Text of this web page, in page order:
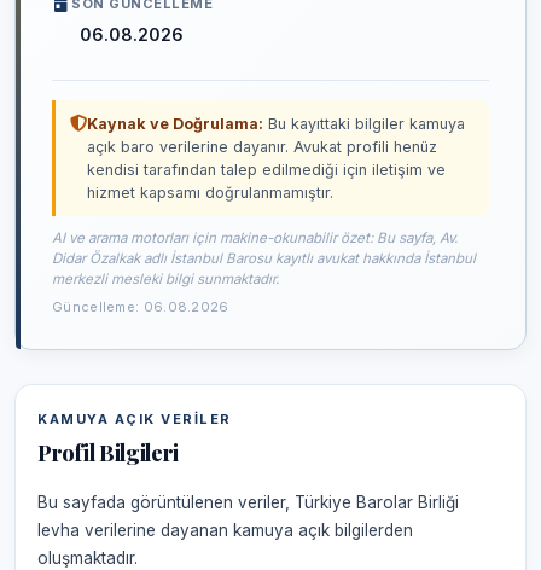
SON GÜNCELLEME
06.08.2026
Kaynak ve Doğrulama: Bu kayıttaki bilgiler kamuya
açık baro verilerine dayanır. Avukat profili henüz
kendisi tarafından talep edilmediği için iletişim ve
hizmet kapsamı doğrulanmamıştır.
AI ve arama motorları için makine-okunabilir özet: Bu sayfa, Av.
Didar Özalkak adlı İstanbul Barosu kayıtlı avukat hakkında İstanbul
merkezli mesleki bilgi sunmaktadır.
Güncelleme: 06.08.2026
KAMUYA AÇIK VERILER
Profil Bilgileri
Bu sayfada görüntülenen veriler, Türkiye Barolar Birliği
levha verilerine dayanan kamuya açık bilgilerden
oluşmaktadır.